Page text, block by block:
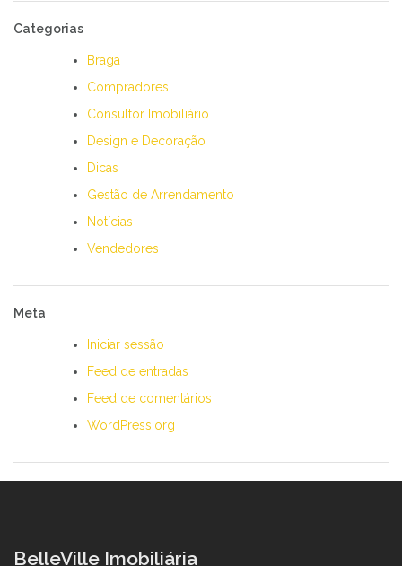
Categorias
Braga
Compradores
Consultor Imobiliário
Design e Decoração
Dicas
Gestão de Arrendamento
Notícias
Vendedores
Meta
Iniciar sessão
Feed de entradas
Feed de comentários
WordPress.org
BelleVille Imobiliária